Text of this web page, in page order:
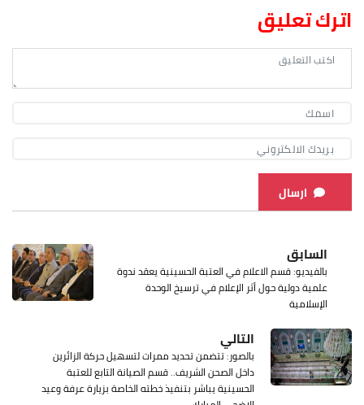
اترك تعليق
ارسال
السابق
بالفيديو: قسم الاعلام في العتبة الحسينية يعقد ندوة
علمية دولية حول أثر الإعلام في ترسيخ الوحدة
الإسلامية
التالي
بالصور: تتضمن تحديد ممرات لتسهيل حركة الزائرين
داخل الصحن الشريف.. قسم الصيانة التابع للعتبة
الحسينية يباشر بتنفيذ خطته الخاصة بزيارة عرفة وعيد